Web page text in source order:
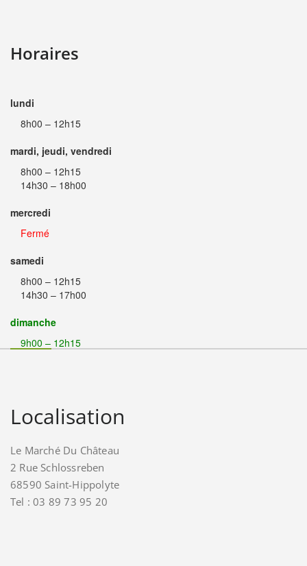
Horaires
lundi
8h00 – 12h15
mardi, jeudi, vendredi
8h00 – 12h15
14h30 – 18h00
mercredi
Fermé
samedi
8h00 – 12h15
14h30 – 17h00
dimanche
9h00 – 12h15
Localisation
Le Marché Du Château
2 Rue Schlossreben
68590 Saint-Hippolyte
Tel : 03 89 73 95 20